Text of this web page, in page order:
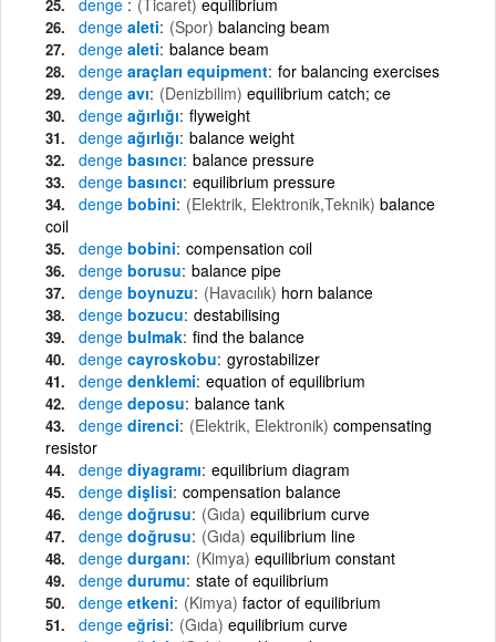
denge aleti (Spor) balancing beam
denge aleti balance beam
denge araçları equipment for balancing exercises
denge avı (Denizbilim) equilibrium catch; ce
denge ağırlığı flyweight
denge ağırlığı balance weight
denge basıncı balance pressure
denge basıncı equilibrium pressure
denge bobini (Elektrik, Elektronik,Teknik) balance
coil
denge bobini compensation coil
denge borusu balance pipe
denge boynuzu (Havacılık) horn balance
denge bozucu destabilising
denge bulmak find the balance
denge cayroskobu gyrostabilizer
denge denklemi equation of equilibrium
denge deposu balance tank
denge direnci (Elektrik, Elektronik) compensating
resistor
denge diyagramı equilibrium diagram
denge dişlisi compensation balance
denge doğrusu (Gıda) equilibrium curve
denge doğrusu (Gıda) equilibrium line
denge durganı (Kimya) equilibrium constant
denge durumu state of equilibrium
denge etkeni (Kimya) factor of equilibrium
denge eğrisi (Gıda) equilibrium curve